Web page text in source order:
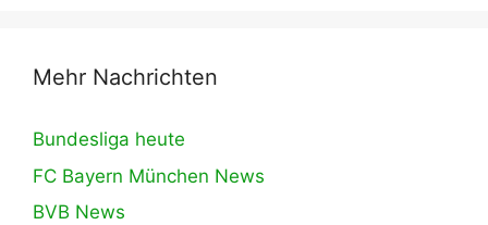
Mehr Nachrichten
Bundesliga heute
FC Bayern München News
BVB News